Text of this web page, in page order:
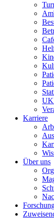
Karriere
Über uns